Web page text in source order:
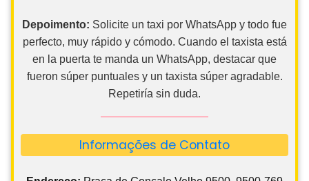
Depoimento: Solicite un taxi por WhatsApp y todo fue
perfecto, muy rápido y cómodo. Cuando el taxista está
en la puerta te manda un WhatsApp, destacar que
fueron súper puntuales y un taxista súper agradable.
Repetiría sin duda.
Informações de Contato